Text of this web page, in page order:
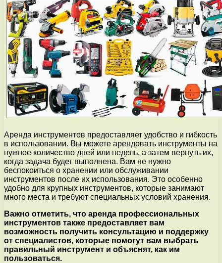
Аренда инструментов предоставляет удобство и гибкость
в использовании. Вы можете арендовать инструменты на
нужное количество дней или недель, а затем вернуть их,
когда задача будет выполнена. Вам не нужно
беспокоиться о хранении или обслуживании
инструментов после их использования. Это особенно
удобно для крупных инструментов, которые занимают
много места и требуют специальных условий хранения.
Важно отметить, что аренда профессиональных
инструментов также предоставляет вам
возможность получить консультацию и поддержку
от специалистов, которые помогут вам выбрать
правильный инструмент и объяснят, как им
пользоваться.